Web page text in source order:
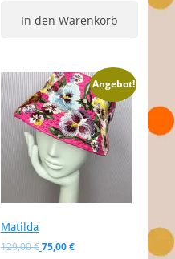
In den Warenkorb
Angebot!
Matilda
129,00€Ursprünglicher
75,00€Aktueller